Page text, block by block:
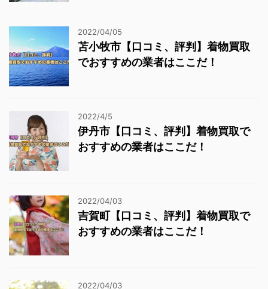
2022/04/05
苫小牧市【口コミ、評判】着物買取
でおすすめの業者はここだ！
2022/4/5
伊丹市【口コミ、評判】着物買取で
おすすめの業者はここだ！
2022/04/03
吉賀町【口コミ、評判】着物買取で
おすすめの業者はここだ！
2022/04/03